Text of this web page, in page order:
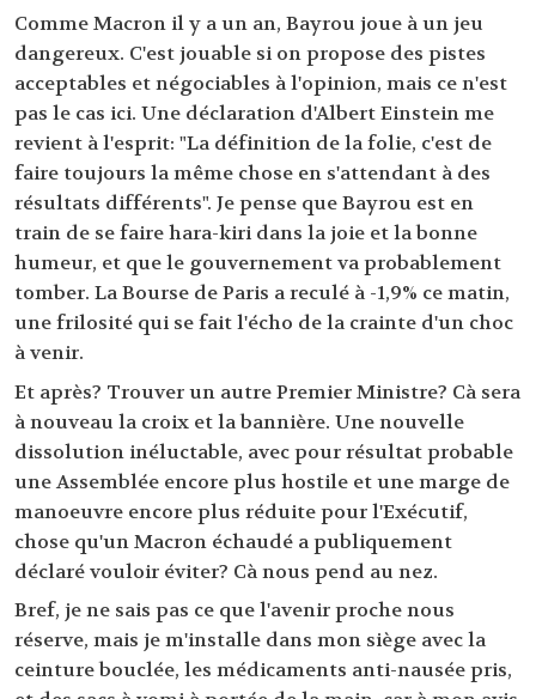
Comme Macron il y a un an, Bayrou joue à un jeu
dangereux. C'est jouable si on propose des pistes
acceptables et négociables à l'opinion, mais ce n'est
pas le cas ici. Une déclaration d'Albert Einstein me
revient à l'esprit: "La définition de la folie, c'est de
faire toujours la même chose en s'attendant à des
résultats différents". Je pense que Bayrou est en
train de se faire hara-kiri dans la joie et la bonne
humeur, et que le gouvernement va probablement
tomber. La Bourse de Paris a reculé à -1,9% ce matin,
une frilosité qui se fait l'écho de la crainte d'un choc
à venir.
Et après? Trouver un autre Premier Ministre? Cà sera
à nouveau la croix et la bannière. Une nouvelle
dissolution inéluctable, avec pour résultat probable
une Assemblée encore plus hostile et une marge de
manoeuvre encore plus réduite pour l'Exécutif,
chose qu'un Macron échaudé a publiquement
déclaré vouloir éviter? Cà nous pend au nez.
Bref, je ne sais pas ce que l'avenir proche nous
réserve, mais je m'installe dans mon siège avec la
ceinture bouclée, les médicaments anti-nausée pris,